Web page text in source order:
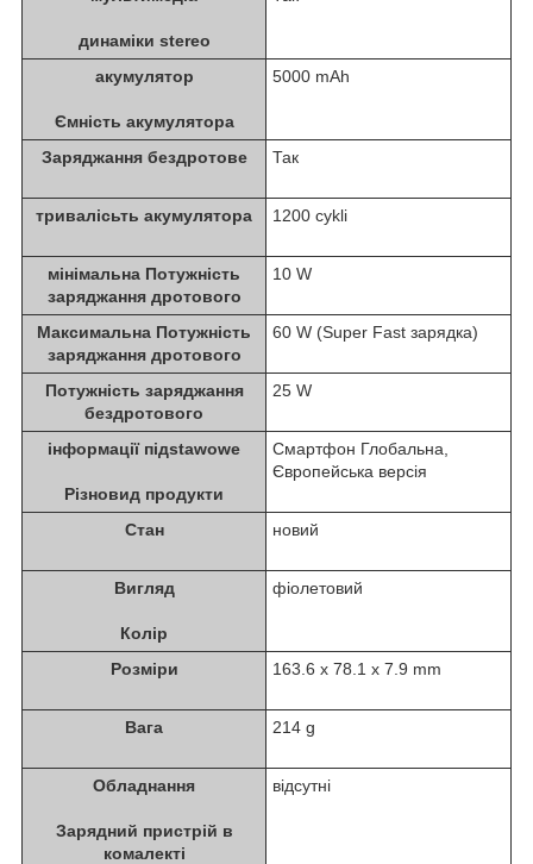
динаміки stereo
акумулятор
Ємність акумулятора
5000 mAh
Заряджання бездротове Так
тривалісьть акумулятора 1200 cykli
мінімальна Потужність
заряджання дротового
10 W
Максимальна Потужність
заряджання дротового
60 W (Super Fast зарядка)
Потужність заряджання
бездротового
25 W
інформації підstawowe
Різновид продукти
Смартфон Глобальна,
Європейська версія
Стан новий
Вигляд
Колір
фіолетовий
Розміри 163.6 x 78.1 x 7.9 mm
Вага 214 g
Обладнання
Зарядний пристрій в
комалекті
відсутні